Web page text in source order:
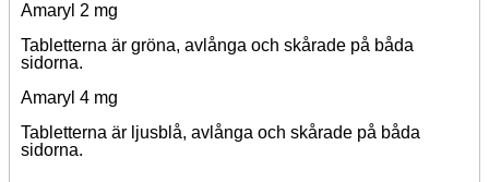
Amaryl 2 mg
Tabletterna är gröna, avlånga och skårade på båda
sidorna.
Amaryl 4 mg
Tabletterna är ljusblå, avlånga och skårade på båda
sidorna.